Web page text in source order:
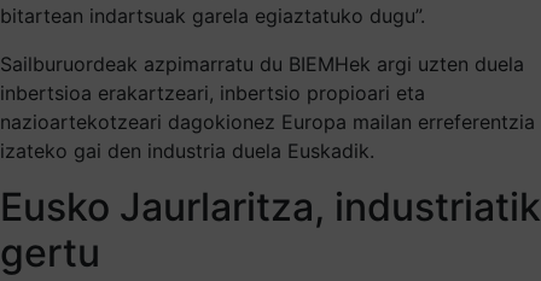
bitartean indartsuak garela egiaztatuko dugu”.
Sailburuordeak azpimarratu du BIEMHek argi uzten duela
inbertsioa erakartzeari, inbertsio propioari eta
nazioartekotzeari dagokionez Europa mailan erreferentzia
izateko gai den industria duela Euskadik.
Eusko Jaurlaritza, industriatik
gertu